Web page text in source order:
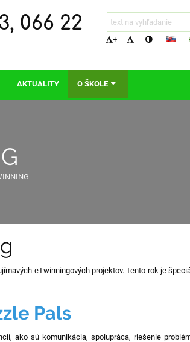
066 22
+ -
AKTUALITY O ŠKOLE
eTwinningových projektov. Tento rok je
Pals
ako sú komunikácia, spolupráca, riešenie